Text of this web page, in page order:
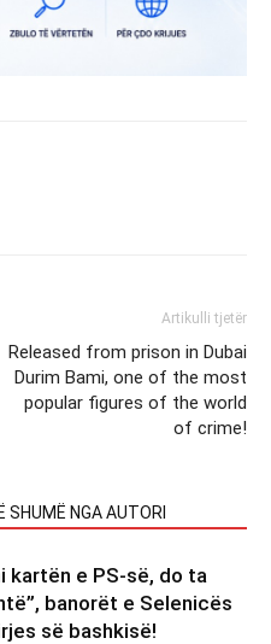
Artikulli tjetër
Released from prison in Dubai
Durim Bami, one of the most
popular figures of the world
of crime!
SHUMË NGA AUTORI
kartën e PS-së, do ta
banorët e Selenicës
së bashkisë!